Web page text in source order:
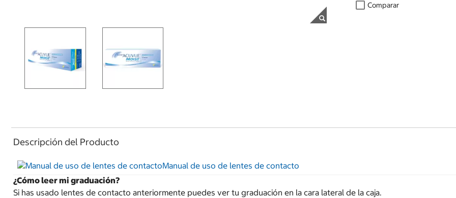
Comparar
Descripción del Producto
Manual de uso de lentes de contacto
¿Cómo leer mi graduación?
Si has usado lentes de contacto anteriormente puedes ver tu graduación en la cara lateral de la caja.